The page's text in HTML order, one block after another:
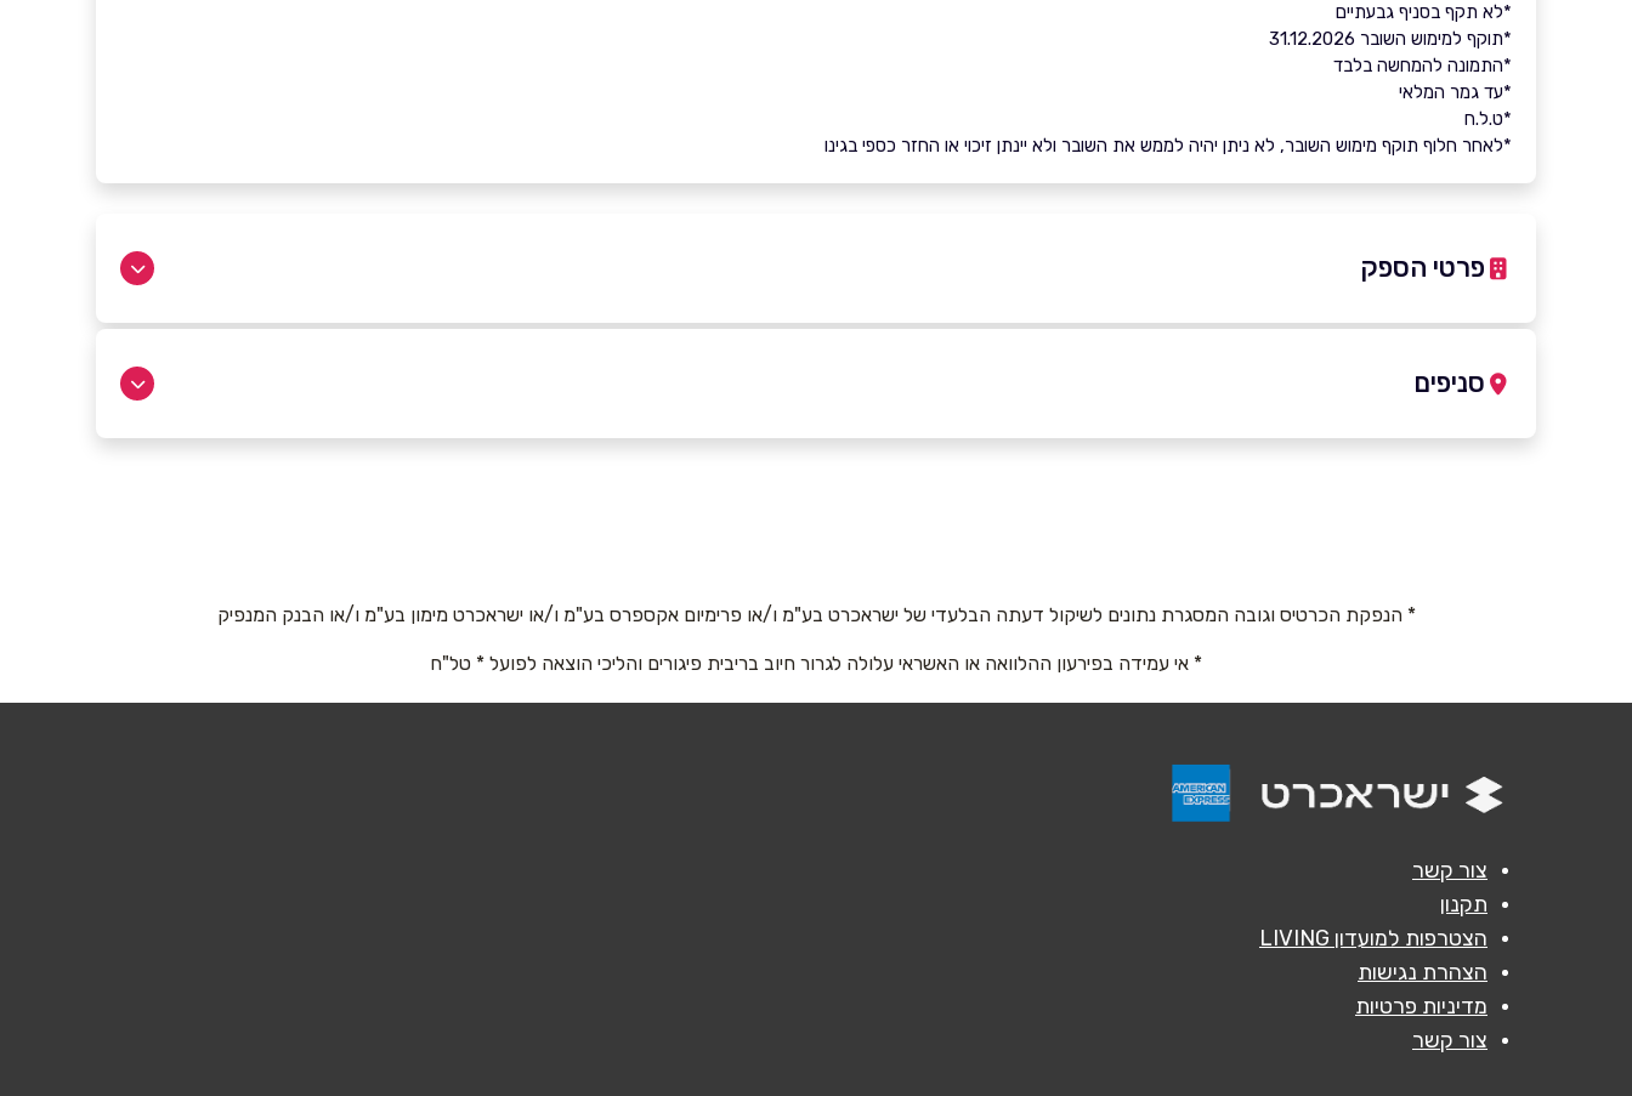
*לא תקף בסניף גבעתיים
*תוקף למימוש השובר 31.12.2026
*התמונה להמחשה בלבד
*עד גמר המלאי
*ט.ל.ח
*לאחר חלוף תוקף מימוש השובר, לא ניתן יהיה לממש את השובר ולא יינתן זיכוי או החזר כספי בגינו
פרטי הספק
באתר
אימייל
הודעה*
סניפים
* הנפקת הכרטיס וגובה המסגרת נתונים לשיקול דעתה הבלעדי של ישראכרט בע"מ ו/או פרימיום אקספרס בע"מ ו/או ישראכרט מימון בע"מ ו/או הבנק המנפיק
* אי עמידה בפירעון ההלוואה או האשראי עלולה לגרור חיוב בריבית פיגורים והליכי הוצאה לפועל * טל"ח
צור קשר
תקנון
הצטרפות למועדון LIVING
הצהרת נגישות
מדיניות פרטיות
צור קשר